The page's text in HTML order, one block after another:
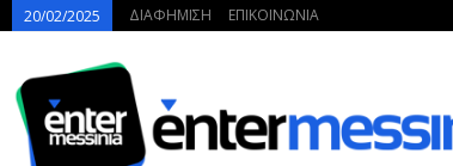
20/02/2025 ΔΙΑΦΗΜΙΣΗ ΕΠΙΚΟΙΝΩΝΙΑ